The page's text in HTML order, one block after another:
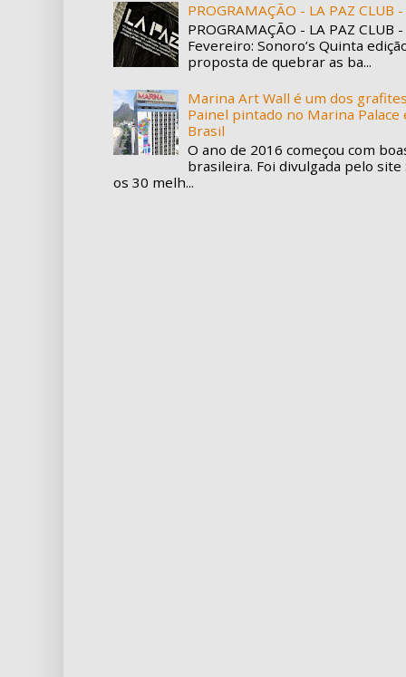
PROGRAMAÇÃO - LA PAZ CLUB -
PROGRAMAÇÃO - LA PAZ CLUB
Fevereiro: Sonoro’s Quinta
proposta de quebrar as ba...
Marina Art Wall é um dos
Painel pintado no Marina
Brasil
O ano de 2016 começou com
brasileira. Foi divulgada pelo
os 30 melh...